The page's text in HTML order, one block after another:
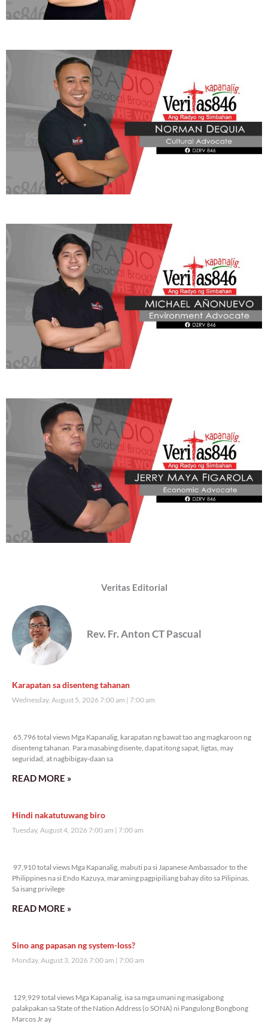
Veritas Editorial
Rev. Fr. Anton CT Pascual
Karapatan sa disenteng tahanan
Wednesday, August 5, 2026 7:00 am 7:00 am
65,796 total views Mga Kapanalig, karapatan ng bawat tao ang magkaroon ng
disenteng tahanan. Para masabing disente, dapat itong sapat, ligtas, may
seguridad, at nagbibigay-daan sa
READ MORE »
Hindi nakatutuwang biro
Tuesday, August 4, 2026 7:00 am 7:00 am
97,910 total views Mga Kapanalig, mabuti pa si Japanese Ambassador to the
Philippines na si Endo Kazuya, maraming pagpipiliang bahay dito sa Pilipinas.
Sa isang privilege
READ MORE »
Sino ang papasan ng system-loss?
Monday, August 3, 2026 7:00 am 7:00 am
129,929 total views Mga Kapanalig, isa sa mga umani ng masigabong
palakpakan sa State of the Nation Address (o SONA) ni Pangulong Bongbong
Marcos Jr ay